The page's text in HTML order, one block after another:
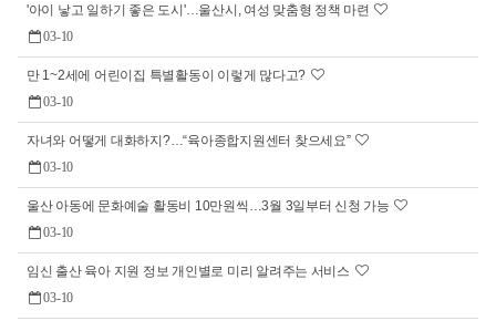
'아이 낳고 일하기 좋은 도시'…울산시, 여성 맞춤형 정책 마련
03-10
만 1~2세에 어린이집 특별활동이 이렇게 많다고?
03-10
자녀와 어떻게 대화하지?…“육아종합지원센터 찾으세요”
03-10
울산 아동에 문화예술 활동비 10만원씩…3월 3일부터 신청 가능
03-10
임신 출산 육아 지원 정보 개인별로 미리 알려주는 서비스
03-10